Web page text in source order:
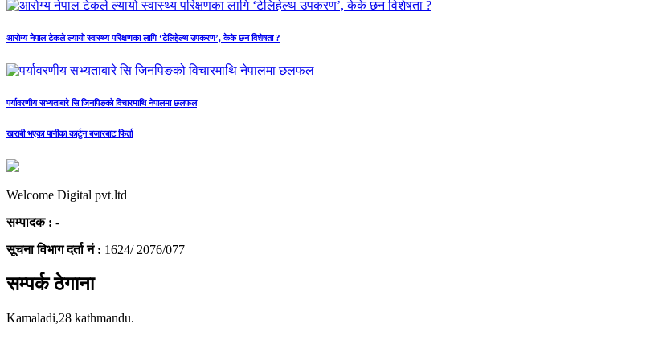
आरोग्य नेपाल टेकले ल्यायो स्वास्थ्य परिक्षणका लागि ‘टेलिहेल्थ उपकरण’, केके छन विशेषता ?
पर्यावरणीय सभ्यताबारे सि जिनपिङको विचारमाथि नेपालमा छलफल
खराबी भएका पानीका कार्टुन बजारबाट फिर्ता
Welcome Digital pvt.ltd
सम्पादक : -
सूचना विभाग दर्ता नं : 1624/ 2076/077
सम्पर्क ठेगाना
Kamaladi,28 kathmandu.